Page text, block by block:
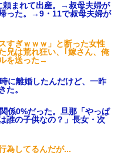
頼まれて出産。→叔母夫婦が
った。→9・11で叔母夫婦が
すぎｗｗｗ」と断った女性
兄は荒れ狂い、｢嫁さん、俺
を送った→
に離婚したんだけど、一昨
た。
係0%だった。旦那「やっぱ
誰の子供なの？」長女・次
為してるんだが...